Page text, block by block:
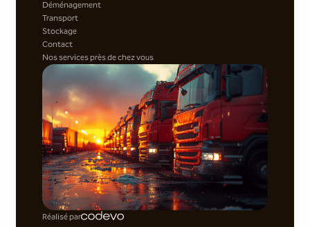
Déménagement
Transport
Stockage
Contact
Nos services près de chez vous
Réalisé par